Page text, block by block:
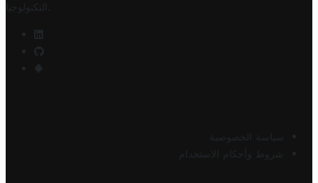
التكنولوجيا
سياسة الخصوصية
شروط وأحكام الاستخدام